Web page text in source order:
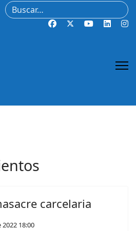
Buscar
carcelaria
18:00